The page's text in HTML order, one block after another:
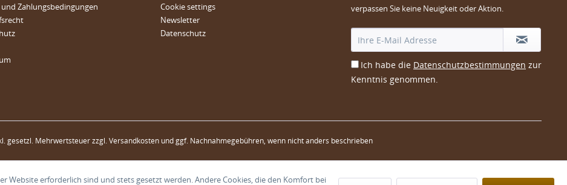
Zahlungsbedingungen
Cookie settings
Newsletter
Datenschutz
verpassen Sie keine Neuigkeit oder Aktion.
Ich habe die Datenschutzbestimmungen zur
Kenntnis genommen.
gesetzl. Mehrwertsteuer zzgl.Versandkostenund ggf. Nachnahmegebühren, wenn nicht anders beschrieben
Website erforderlich sind und stets gesetzt werden. Andere Cookies, die den Komfort bei